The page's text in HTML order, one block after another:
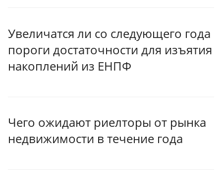
Увеличатся ли со следующего года
пороги достаточности для изъятия
накоплений из ЕНПФ
Чего ожидают риелторы от рынка
недвижимости в течение года